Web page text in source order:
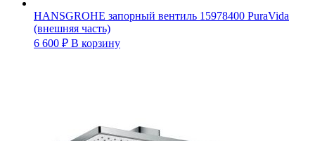
HANSGROHE запорный вентиль 15978400 PuraVida
(внешняя часть)
6 600 ₽ В корзину